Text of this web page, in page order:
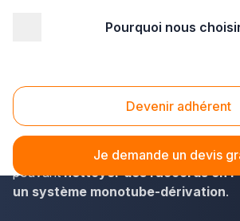
Pourquoi nous
Devenir adhérent
Je demande un devis
Plomberie - sanitaire Tarn-et-
Plus-que-pro.fr est le répertoire parfait
un temps record un plombier dans le
pouvantnettoyer des raccords en
un système monotube-dérivation.